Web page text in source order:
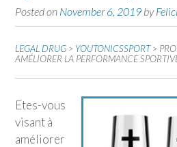
Posted on November 6, 2019 by
LEGAL DRUG > YOUTONICSSPORT >
AMÉLIORER LA PERFORMANCE
Etes-vous
visant à
améliorer